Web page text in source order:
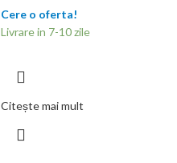
Cere o oferta!
Livrare in 7-10 zile
Citește mai mult